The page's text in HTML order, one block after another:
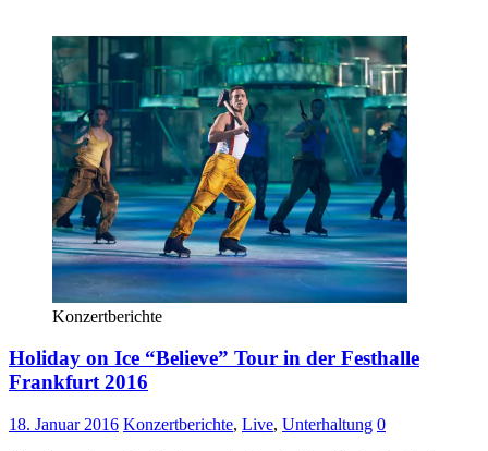
Konzertberichte
Holiday on Ice “Believe” Tour in der Festhalle
Frankfurt 2016
18. Januar 2016 Konzertberichte, Live, Unterhaltung 0